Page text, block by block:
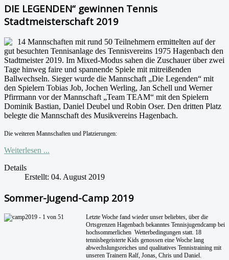
DIE LEGENDEN“ gewinnen Tennis
Stadtmeisterschaft 2019
14 Mannschaften mit rund 50 Teilnehmern ermittelten auf der
gut besuchten Tennisanlage des Tennisvereins 1975 Hagenbach den
Stadtmeister 2019. Im Mixed-Modus sahen die Zuschauer über zwei
Tage hinweg faire und spannende Spiele mit mitreißenden
Ballwechseln. Sieger wurde die Mannschaft „Die Legenden“ mit
den Spielern Tobias Job, Jochen Werling, Jan Schell und Werner
Pfirrmann vor der Mannschaft „Team TEAM“ mit den Spielern
Dominik Bastian, Daniel Deubel und Robin Oser. Den dritten Platz
belegte die Mannschaft des Musikvereins Hagenbach.
Die weiteren Mannschaften und Platzierungen:
Weiterlesen ...
Details
Erstellt: 04. August 2019
Sommer-Jugend-Camp 2019
Letzte Woche fand wieder unser beliebtes, über die
Ortsgrenzen Hagenbach bekanntes Tennisjugendcamp bei
hochsommerlichen Wetterbedingungen statt. 18
tennisbegeisterte Kids genossen eine Woche lang
abwechslungsreiches und qualitatives Tennistraining mit
unseren Trainern Ralf, Jonas, Chris und Daniel.